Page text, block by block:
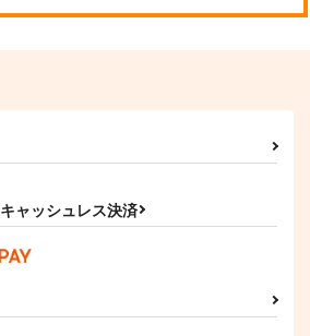
キャッシュレス決済